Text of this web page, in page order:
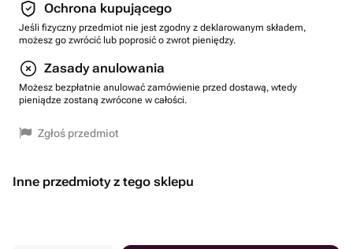
Ochrona kupującego
Jeśli fizyczny przedmiot nie jest zgodny z deklarowanym składem,
możesz go zwrócić lub poprosić o zwrot pieniędzy.
Zasady anulowania
Możesz bezpłatnie anulować zamówienie przed dostawą, wtedy
pieniądze zostaną zwrócone w całości.
Zgłoś przedmiot
Inne przedmioty z tego sklepu